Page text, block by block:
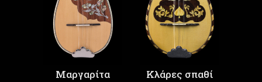
Μαργαρίτα Κλάρες σπαθί